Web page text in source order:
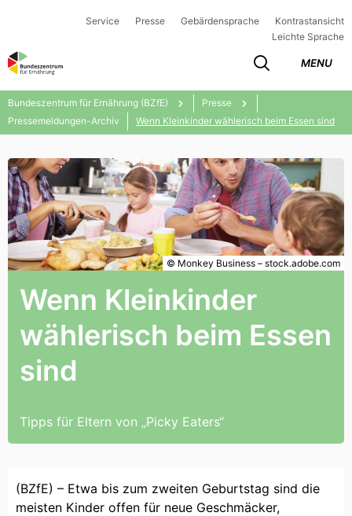
Service Presse Gebärdensprache
Kontrastansicht
Leichte Sprache
MENU
Bundeszentrum für Ernährung (BZfE)
Presse
Pressemeldungen-Archiv
Wenn Kleinkinder wählerisch beim Essen sind
Wenn Kleinkinder
wählerisch beim Essen
sind
Tipps für Eltern von „Picky Eaters“
© Monkey Business – stock.adobe.com
(BZfE) – Etwa bis zum zweiten Geburtstag sind die
meisten Kinder offen für neue Geschmäcker,